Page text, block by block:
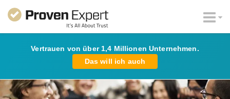
Vertrauen von über 1,4 Millionen Unternehmen.
Das will ich auch